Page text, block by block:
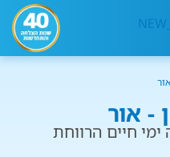
אור
- אור
חיים הרווחת